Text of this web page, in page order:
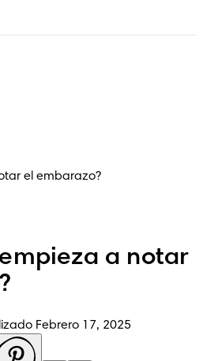
el embarazo?
a notar
Febrero 17, 2025